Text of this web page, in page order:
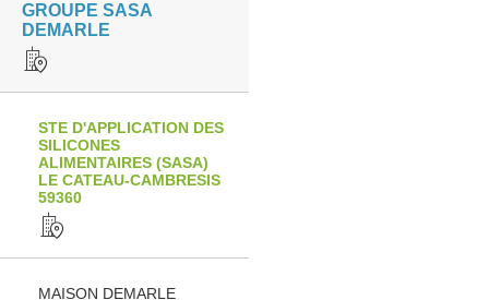
GROUPE SASA
DEMARLE
STE D'APPLICATION DES
SILICONES
ALIMENTAIRES (SASA)
LE CATEAU-CAMBRESIS
59360
MAISON DEMARLE